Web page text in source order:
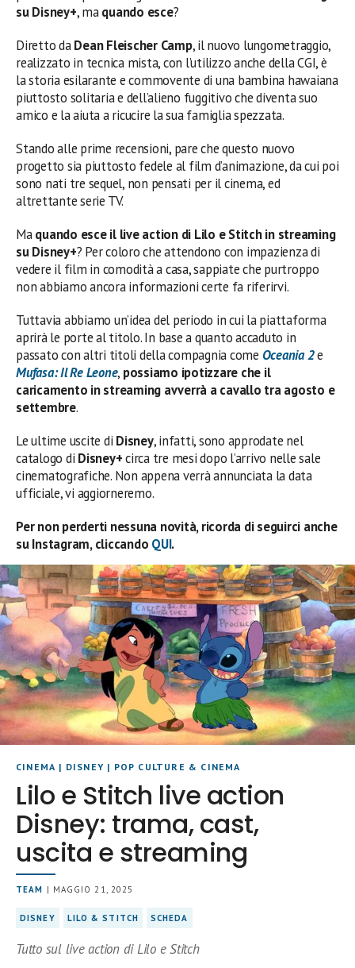
su Disney+, maquando esce?
Diretto daDean Fleischer Camp, il nuovo lungometraggio,
realizzato in tecnica mista, con l’utilizzo anche della CGI, è
la storia esilarante e commovente di una bambina hawaiana
piuttosto solitaria e dell’alieno fuggitivo che diventa suo
amico e la aiuta a ricucire la sua famiglia spezzata.
Stando alle prime recensioni, pare che questo nuovo
progetto sia piuttosto fedele al film d’animazione, da cui poi
sono nati tre sequel, non pensati per il cinema, ed
altrettante serie TV.
Maquando esce il live action di Lilo e Stitch in streaming
su Disney+? Per coloro che attendono con impazienza di
vedere il film in comodità a casa, sappiate che purtroppo
non abbiamo ancora informazioni certe fa riferirvi.
Tuttavia abbiamo un’idea del periodo in cui la piattaforma
aprirà le porte al titolo. In base a quanto accaduto in
passato con altri titoli della compagnia come Oceania 2e
Mufasa: Il Re Leone, possiamo ipotizzare che il
caricamento in streaming avverrà a cavallo tra agosto e
settembre.
Le ultime uscite di Disney, infatti, sono approdate nel
catalogo di Disney+circa tre mesi dopo l’arrivo nelle sale
cinematografiche. Non appena verrà annunciata la data
ufficiale, vi aggiorneremo.
Per non perderti nessuna novità, ricorda di seguirci anche
su Instagram, cliccando QUI.
CINEMA | DISNEY | POP CULTURE & CINEMA
Lilo e Stitch live action
Disney: trama, cast,
uscita e streaming
TEAM | MAGGIO 21, 2025
DISNEY LILO & STITCH SCHEDA
Tutto sul live action di Lilo e Stitch